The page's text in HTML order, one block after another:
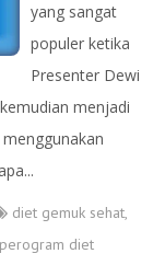
i
yang sangat
populer ketika
Presenter Dewi
menjadi
diet gemuk sehat,
diet